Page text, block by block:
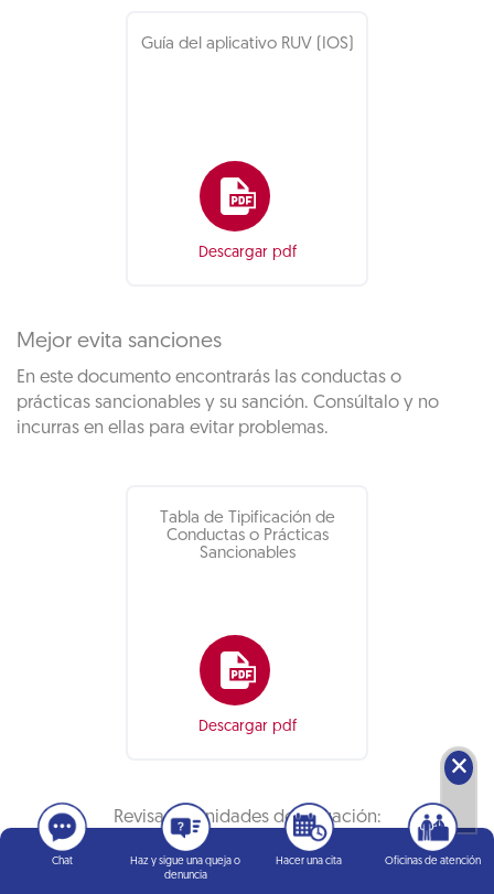
Guía del aplicativo RUV (IOS)
Descargar pdf
Mejor evita sanciones
En este documento encontrarás las conductas o
prácticas sancionables y su sanción. Consúltalo y no
incurras en ellas para evitar problemas.
Tabla de Tipificación de
Conductas o Prácticas
Sancionables
Descargar pdf
Revisa las unidades de valuación:
Consulta aquí
🗙
Chat
Haz y sigue una queja o
denuncia
Hacer una cita Oficinas de atención